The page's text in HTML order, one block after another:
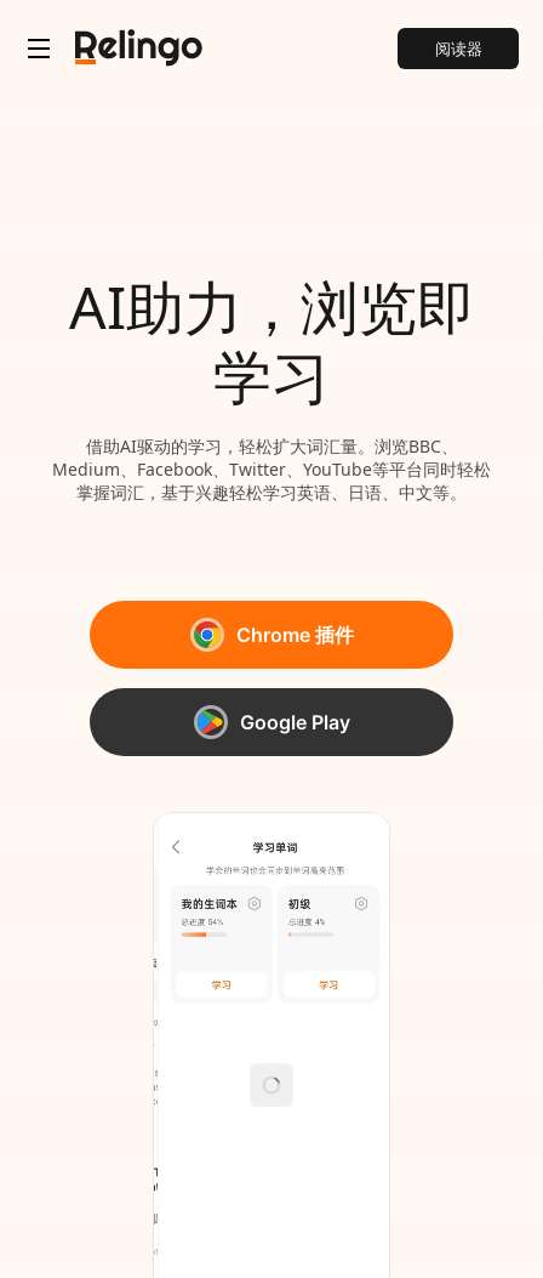
阅读器
AI助力，浏览即
学习
借助AI驱动的学习，轻松扩大词汇量。浏览BBC、
Medium、Facebook、Twitter、YouTube等平台同时轻松
掌握词汇，基于兴趣轻松学习英语、日语、中文等。
Chrome 插件
Google Play